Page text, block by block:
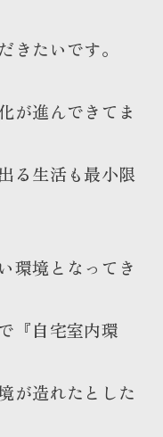
きたいです。
が進んできてま
る生活も最小限
環境となってき
『自宅室内環
が造れたとした